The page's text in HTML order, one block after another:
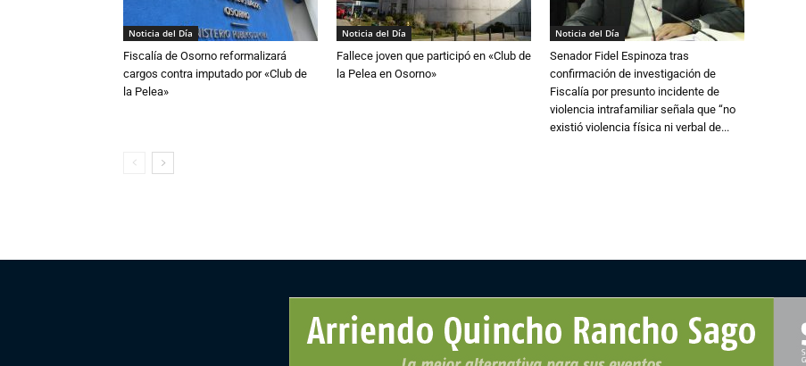
Noticia del Día
Fiscalía de Osorno reformalizará
cargos contra imputado por «Club de
la Pelea»
Noticia del Día
Fallece joven que participó en «Club de
la Pelea en Osorno»
Noticia del Día
Senador Fidel Espinoza tras
confirmación de investigación de
Fiscalía por presunto incidente de
violencia intrafamiliar señala que “no
existió violencia física ni verbal de...